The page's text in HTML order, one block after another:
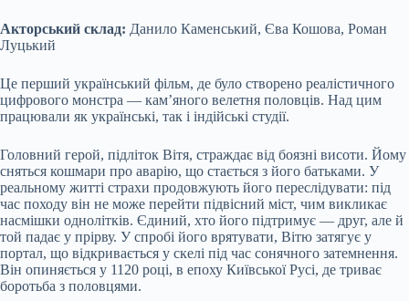
Акторський склад: Данило Каменський, Єва Кошова, Роман
Луцький
Це перший український фільм, де було створено реалістичного
цифрового монстра — кам’яного велетня половців. Над цим
працювали як українські, так і індійські студії.
Головний герой, підліток Вітя, страждає від боязні висоти. Йому
сняться кошмари про аварію, що стається з його батьками. У
реальному житті страхи продовжують його переслідувати: під
час походу він не може перейти підвісний міст, чим викликає
насмішки однолітків. Єдиний, хто його підтримує — друг, але й
той падає у прірву. У спробі його врятувати, Вітю затягує у
портал, що відкривається у скелі під час сонячного затемнення.
Він опиняється у 1120 році, в епоху Київської Русі, де триває
боротьба з половцями.